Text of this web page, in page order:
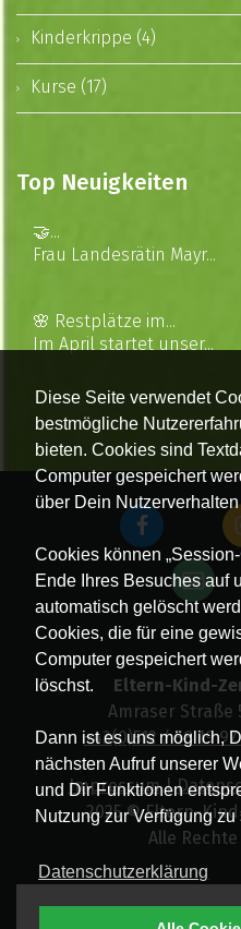
Diese Seite verwendet
bestmögliche
bieten. Cookies sind
Computer gespeichert
über Dein
Cookies können
Ende Ihres Besuches auf
automatisch gelöscht
Cookies, die für eine
Computer gespeichert
löschst.
Dann ist es uns möglich,
nächsten Aufruf unserer
und Dir Funktionen
Nutzung zur Verfügung zu
Datenschutzerklärung
Kinderkrippe (4)
Kurse (17)
Top Neuigkeiten
🤝...
Frau Landesrätin Mayr...
🌸 Restplätze im...
Im April startet unser...
Eltern-Kind-
Amraser Straße
+43(0)512 / 58 19
Impressum|
2025 © Eltern-
Alle